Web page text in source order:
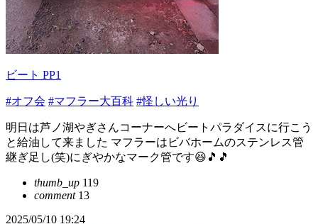
ビート PP1
#オフ会 #マフラー大百科 #怪しい光り
明日は芦ノ湖やぎさんコーナーへビートパラダイスに行こう
と給油して来ました マフラーはビバホームのステンレス管
継ぎ足し(笑)にぎやかなマーク管です😆🎵🎵
thumb_up 119
comment13
2025/05/10 19:24